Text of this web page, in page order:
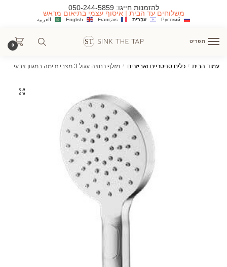
להזמנות חייגו: 050-244-5859
משלוחים עד הבית | איסוף עצמי בתיאום מראש
العربية English Français עִבְרִית Русский
תפריט
0
עמוד הבית / כלים סניטריים ואביזרים / מזלף רחצה עגול 3 מצבי זרימה במגוון צבעים 019